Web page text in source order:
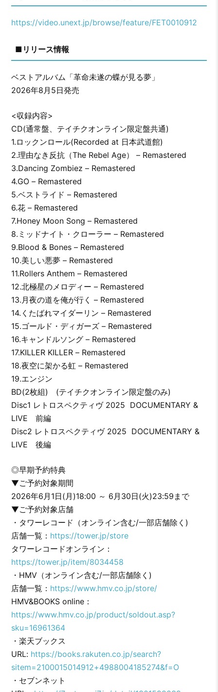
https://video.unext.jp/browse/feature/FET0010912
■リリース情報
ベストアルバム「革命未遂の蝶が見る夢」
2026年8月5日発売
<収録内容>
CD(通常盤、テイチクオンライン限定盤共通)
1.ロックンロール(Recorded at 日本武道館)
2.理由なき反抗（The Rebel Age） – Remastered
3.Dancing Zombiez – Remastered
4.GO – Remastered
5.ベストライド – Remastered
6.花 – Remastered
7.Honey Moon Song – Remastered
8.ミッドナイト・クローラー – Remastered
9.Blood & Bones – Remastered
10.美しい悪夢 – Remastered
11.Rollers Anthem – Remastered
12.北極星のメロディー – Remastered
13.月夜の道を俺が行く – Remastered
14.くたばれマイダーリン – Remastered
15.ゴールド・ディガーズ – Remastered
16.キャンドルソング – Remastered
17.KILLER KILLER – Remastered
18.夜空に架かる虹 – Remastered
19.エンジン
BD(2枚組) (テイチクオンライン限定盤のみ)
Disc1 レトロスペクティヴ 2025 DOCUMENTARY &
LIVE 前編
Disc2 レトロスペクティヴ 2025 DOCUMENTARY &
LIVE 後編
◎早期予約特典
▼ご予約対象期間
2026年6月1日(月)18:00 ～ 6月30日(火)23:59まで
▼ご予約対象店舗
・タワーレコード（オンライン含む/一部店舗除く)
店舗一覧： https://tower.jp/store
タワーレコードオンライン：
https://tower.jp/item/8034458
・HMV（オンライン含む/一部店舗除く)
店舗一覧： https://www.hmv.co.jp/store/
HMV&BOOKS online：
https://www.hmv.co.jp/product/soldout.asp?
sku=16961364
・楽天ブックス
URL: https://books.rakuten.co.jp/search?
sitem=2100015014912+4988004185274&f=O
・セブンネット